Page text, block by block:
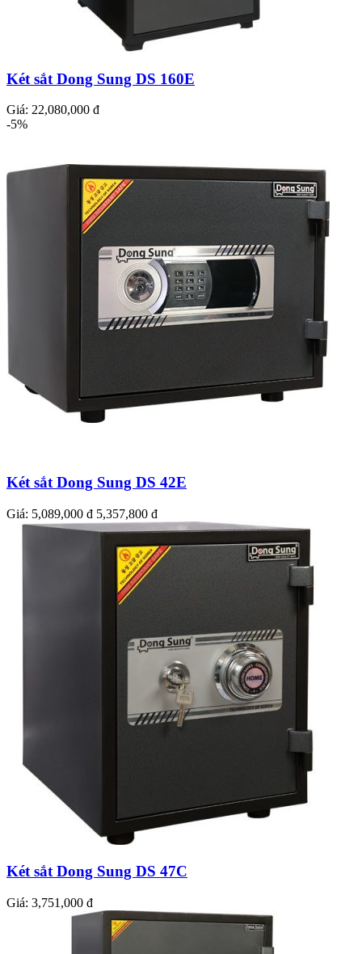
Két sắt Dong Sung DS 160E
Giá: 22,080,000 đ
-5%
Két sắt Dong Sung DS 42E
Giá: 5,089,000 đ 5,357,800 đ
Két sắt Dong Sung DS 47C
Giá: 3,751,000 đ